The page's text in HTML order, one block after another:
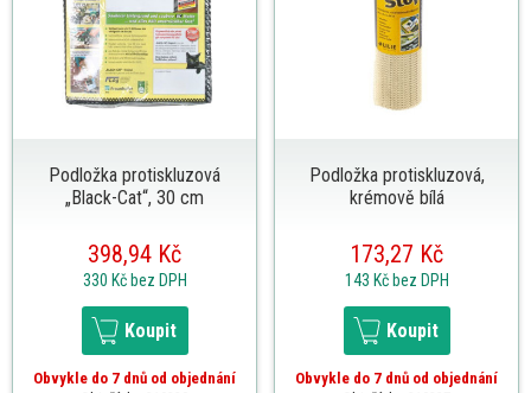
Podložka protiskluzová
„Black-Cat“, 30 cm
398,94 Kč
330 Kč bez DPH
Koupit
Obvykle do 7 dnů od objednání
Podložka protiskluzová,
krémově bílá
173,27 Kč
143 Kč bez DPH
Koupit
Obvykle do 7 dnů od objednání